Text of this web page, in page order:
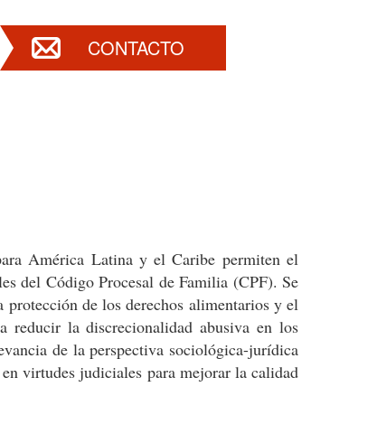
CONTACTO
América Latina y el Caribe permiten el
del Código Procesal de Familia (CPF). Se
de los derechos alimentarios y el
reducir la discrecionalidad abusiva en los
de la perspectiva sociológica-jurídica
virtudes judiciales para mejorar la calidad